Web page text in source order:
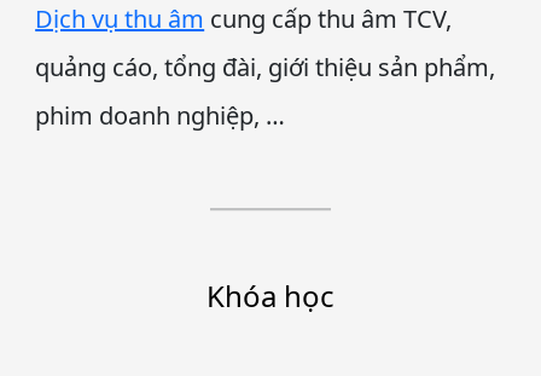
Dịch vụ thu âm cung cấp thu âm TCV,
quảng cáo, tổng đài, giới thiệu sản phẩm,
phim doanh nghiệp, …
Khóa học